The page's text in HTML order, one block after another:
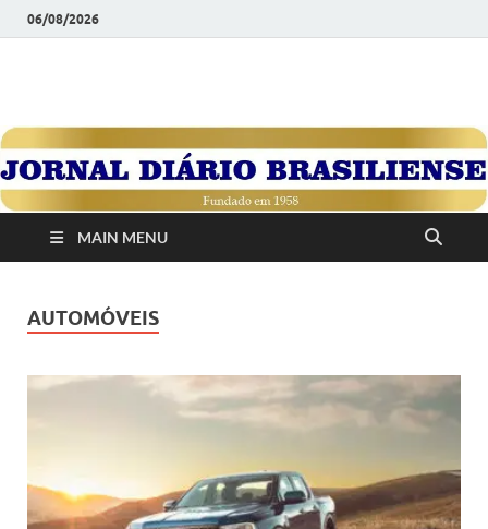
06/08/2026
JORNAL DIÁRIO
BRASILIENSE
1958
MAIN MENU
AUTOMÓVEIS